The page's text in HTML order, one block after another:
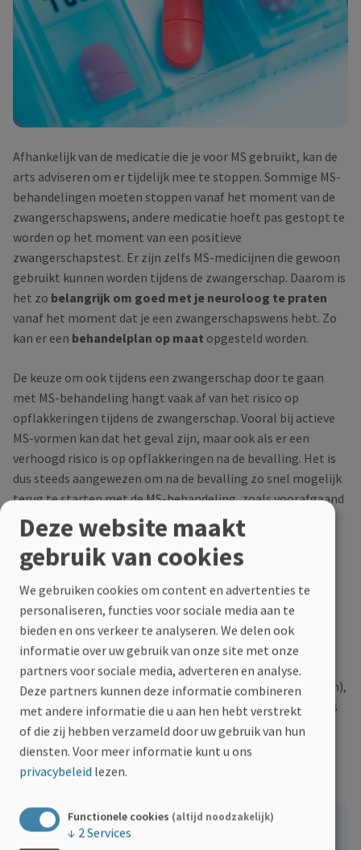
Afhankelijk van de medicatie die je voor MS gebruikt, kan de
arts adviseren om er tijdelijk mee te stoppen. Sommige MS-
behandelingen moeten stoppen vanaf het moment van de
zwangerschapswens, andere medicatie hoeft pas gestopt te
worden op het moment van een positieve
zwangerschapstest. Er zijn zelfs MS-medicijnen die gewoon
gebruikt kunnen worden tijdens de zwangerschap. Daarom is
het zo belangrijk om goed met je neuroloog te praten
vanaf het moment dat je een zwangerschapswens hebt. Zo
kan er een behandelplan op maat opgesteld worden.
De keuze om ook tijdens een zwangerschap door te gaan
met MS-behandeling hangt vaak af van het risico op
opflakkeringen tijdens de zwangerschap. Vooral bij actieve
MS-vormen kan dat het geval zijn, maar ook als er een
verhoogd risico is op opflakkeringen na de bevalling. Het is
dus steeds aangewezen om na de bevalling zo snel mogelijk
terug te starten met de MS-behandeling, zoals voorafgaand
aan de zwangerschap.
Anticonceptie bij cladribine
Tijdens een MS-behandeling, zowel bij een man als bij een
vrouw, met het medicijn cladribine (Mavenclad®) moet een
zwangerschap voorkomen worden. Het medicijn heeft
namelijk invloed op de DNA-synthese en kan bijwerkingen
hebben op de gametogenese (vorming van geslachtscellen),
wat kan leiden tot aangeboren afwijkingen bij het kind. Zes
maanden na de inname van de laatste dosis kan men
proberen zwanger te geraken. Tot die tijd dient
anticonceptie gebruikt te worden.
Opflakkeringen tijdens de zwangerschap
Deze website maakt
gebruik van cookies
We gebruiken cookies om content en advertenties te
personaliseren, functies voor sociale media aan te
bieden en ons verkeer te analyseren. We delen ook
informatie over uw gebruik van onze site met onze
partners voor sociale media, adverteren en analyse.
Deze partners kunnen deze informatie combineren
met andere informatie die u aan hen hebt verstrekt
of die zij hebben verzameld door uw gebruik van hun
diensten. Voor meer informatie kunt u ons
privacybeleid lezen.
Functionele cookies (altijd noodzakelijk)
↓ 2Services